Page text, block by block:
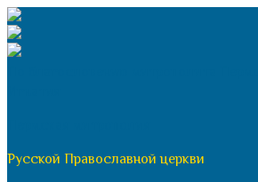
Перейти
к
содержимому
Русской Православной церкви